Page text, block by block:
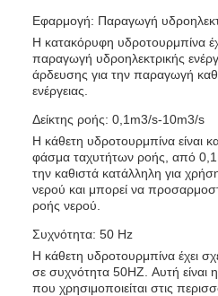
Εφαρμογή: Παραγωγή
Η κατακόρυφη υδροτουρμπίνα
παραγωγή υδροηλεκτρικής
άρδευσης για την παραγωγή
ενέργειας.
Δείκτης ροής: 0,1m3/s-10m3/s
Η κάθετη υδροτουρμπίνα είναι
φάσμα ταχυτήτων ροής, από
την καθιστά κατάλληλη για
νερού και μπορεί να
ροής νερού.
Συχνότητα: 50 Hz
Η κάθετη υδροτουρμπίνα έχει
σε συχνότητα 50HZ. Αυτή είναι
που χρησιμοποιείται στις